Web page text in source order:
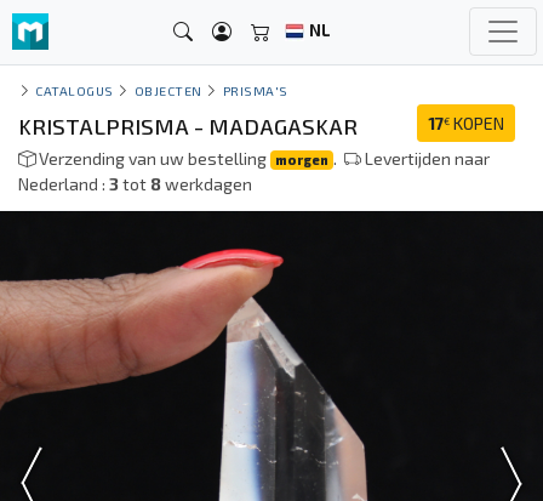
NL
CATALOGUS OBJECTEN PRISMA'S
17€ KOPEN
KRISTALPRISMA - MADAGASKAR
Verzending van uw bestelling morgen .
Levertijden naar
Nederland : 3tot 8werkdagen